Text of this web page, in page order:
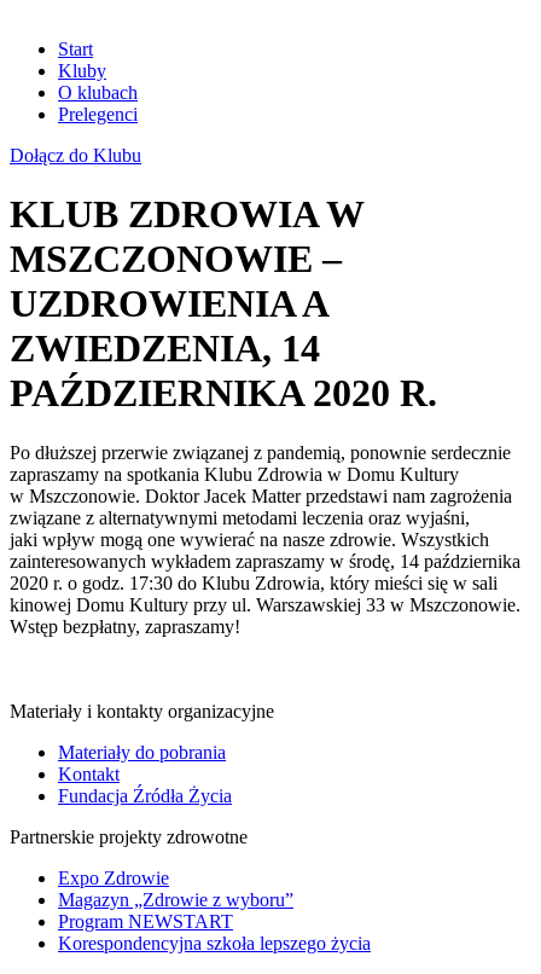
Start
Kluby
O klubach
Prelegenci
Dołącz do Klubu
KLUB ZDROWIA W
MSZCZONOWIE –
UZDROWIENIA A
ZWIEDZENIA, 14
PAŹDZIERNIKA 2020 R.
Po dłuższej przerwie związanej z pandemią, ponownie serdecznie
zapraszamy na spotkania Klubu Zdrowia w Domu Kultury
w Mszczonowie. Doktor Jacek Matter przedstawi nam zagrożenia
związane z alternatywnymi metodami leczenia oraz wyjaśni,
jaki wpływ mogą one wywierać na nasze zdrowie. Wszystkich
zainteresowanych wykładem zapraszamy w środę, 14 października
2020 r. o godz. 17:30 do Klubu Zdrowia, który mieści się w sali
kinowej Domu Kultury przy ul. Warszawskiej 33 w Mszczonowie.
Wstęp bezpłatny, zapraszamy!
Materiały i kontakty organizacyjne
Materiały do pobrania
Kontakt
Fundacja Źródła Życia
Partnerskie projekty zdrowotne
Expo Zdrowie
Magazyn „Zdrowie z wyboru”
Program NEWSTART
Korespondencyjna szkoła lepszego życia